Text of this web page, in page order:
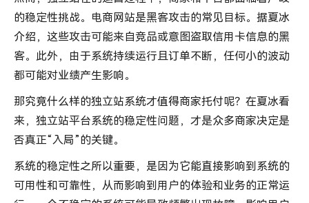
的稳定性挑战。电商网站是黑客攻击的常见目标。据夏冰
介绍，这些攻击可能来自竞品或意图盗取信用卡信息的黑
客。此外，由于系统持续运行且订单不断，任何小的波动
都可能对业绩产生影响。
那究竟什么样的独立站系统才值得商家托付呢？在夏冰看
来，独立站平台系统的稳定性问题，才是众多商家决定是
否真正“入局”的关键。
系统的稳定性之所以重要，是因为它能直接影响到系统的
可用性和可靠性，从而影响到用户的体验和业务的正常运